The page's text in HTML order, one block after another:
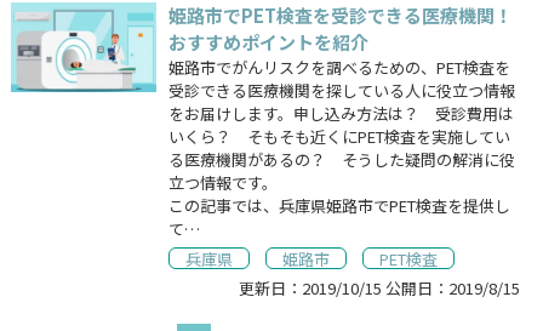
姫路市でPET検査を受診できる医療機関！
おすすめポイントを紹介
姫路市でがんリスクを調べるための、PET検査を
受診できる医療機関を探している人に役立つ情報
をお届けします。申し込み方法は？ 受診費用は
いくら？ そもそも近くにPET検査を実施してい
る医療機関があるの？ そうした疑問の解消に役
立つ情報です。
この記事では、兵庫県姫路市でPET検査を提供し
て…
兵庫県
姫路市
PET検査
更新日： 2019/10/15 公開日： 2019/8/15